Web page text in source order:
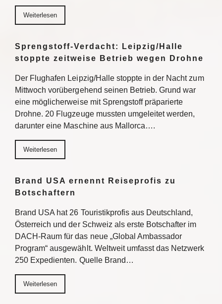
Weiterlesen
Sprengstoff-Verdacht: Leipzig/Halle
stoppte zeitweise Betrieb wegen Drohne
Der Flughafen Leipzig/Halle stoppte in der Nacht zum
Mittwoch vorübergehend seinen Betrieb. Grund war
eine möglicherweise mit Sprengstoff präparierte
Drohne. 20 Flugzeuge mussten umgeleitet werden,
darunter eine Maschine aus Mallorca….
Weiterlesen
Brand USA ernennt Reiseprofis zu
Botschaftern
Brand USA hat 26 Touristikprofis aus Deutschland,
Österreich und der Schweiz als erste Botschafter im
DACH-Raum für das neue „Global Ambassador
Program“ ausgewählt. Weltweit umfasst das Netzwerk
250 Expedienten. Quelle Brand…
Weiterlesen